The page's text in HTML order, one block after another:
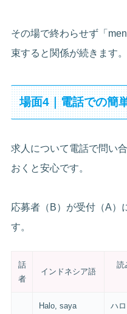
その場で終わらせず「
束すると関係が続きます。
場面4｜電話での簡
求人について電話で問い
おくと安心です。
応募者（B）が受付（A）
す。
話
者
インドネシア語
読
Halo, saya
ハ